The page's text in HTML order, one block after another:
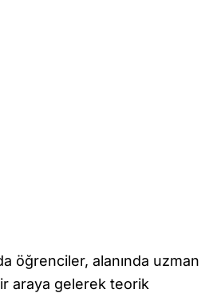
öğrenciler, alanında uzman
araya gelerek teorik